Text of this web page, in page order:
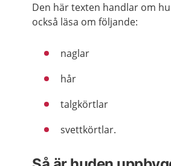
Den här texten handlar om
också läsa om följande:
naglar
hår
talgkörtlar
svettkörtlar.